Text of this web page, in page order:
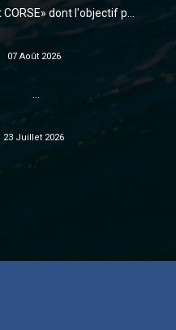
dont l'objectif p...
07 Août 2026
23 Juillet 2026